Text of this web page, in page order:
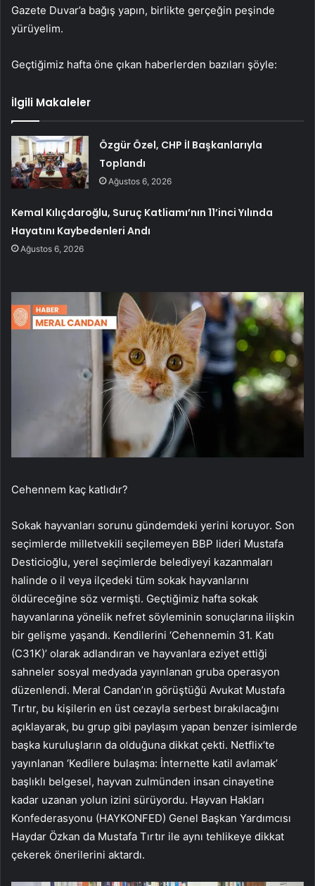
Gazete Duvar’a bağış yapın, birlikte gerçeğin peşinde
yürüyelim.
Geçtiğimiz hafta öne çıkan haberlerden bazıları şöyle:
İlgili Makaleler
Özgür Özel, CHP İl Başkanlarıyla
Toplandı
Ağustos 6, 2026
Kemal Kılıçdaroğlu, Suruç Katliamı’nın 11’inci Yılında
Hayatını Kaybedenleri Andı
Ağustos 6, 2026
Cehennem kaç katlıdır?
Sokak hayvanları sorunu gündemdeki yerini koruyor. Son
seçimlerde milletvekili seçilemeyen BBP lideri Mustafa
Desticioğlu, yerel seçimlerde belediyeyi kazanmaları
halinde o il veya ilçedeki tüm sokak hayvanlarını
öldüreceğine söz vermişti. Geçtiğimiz hafta sokak
hayvanlarına yönelik nefret söyleminin sonuçlarına ilişkin
bir gelişme yaşandı. Kendilerini ‘Cehennemin 31. Katı
(C31K)’ olarak adlandıran ve hayvanlara eziyet ettiği
sahneler sosyal medyada yayınlanan gruba operasyon
düzenlendi. Meral Candan’ın görüştüğü Avukat Mustafa
Tırtır, bu kişilerin en üst cezayla serbest bırakılacağını
açıklayarak, bu grup gibi paylaşım yapan benzer isimlerde
başka kuruluşların da olduğuna dikkat çekti. Netflix’te
yayınlanan ‘Kedilere bulaşma: İnternette katil avlamak’
başlıklı belgesel, hayvan zulmünden insan cinayetine
kadar uzanan yolun izini sürüyordu. Hayvan Hakları
Konfederasyonu (HAYKONFED) Genel Başkan Yardımcısı
Haydar Özkan da Mustafa Tırtır ile aynı tehlikeye dikkat
çekerek önerilerini aktardı.